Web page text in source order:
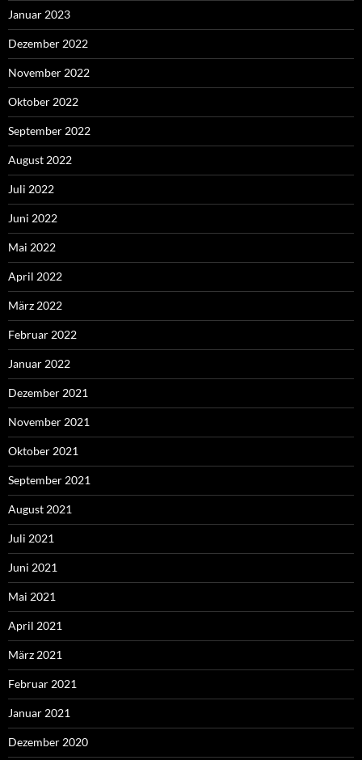
Januar 2023
Dezember 2022
November 2022
Oktober 2022
September 2022
August 2022
Juli 2022
Juni 2022
Mai 2022
April 2022
März 2022
Februar 2022
Januar 2022
Dezember 2021
November 2021
Oktober 2021
September 2021
August 2021
Juli 2021
Juni 2021
Mai 2021
April 2021
März 2021
Februar 2021
Januar 2021
Dezember 2020